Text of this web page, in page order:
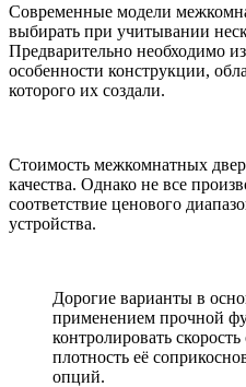
Современные модели
выбирать при учитывании
Предварительно необходимо
особенности конструкции,
которого их создали.
Стоимость межкомнатных
качества. Однако не все
соответствие ценового
устройства.
Дорогие варианты в
применением прочной
контролировать
плотность её
опций.